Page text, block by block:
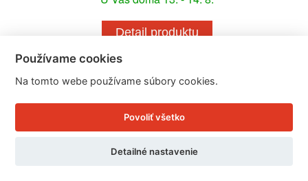
Detail produktu
Používame cookies
Na tomto webe používame súbory cookies.
Povoliť všetko
Detailné nastavenie